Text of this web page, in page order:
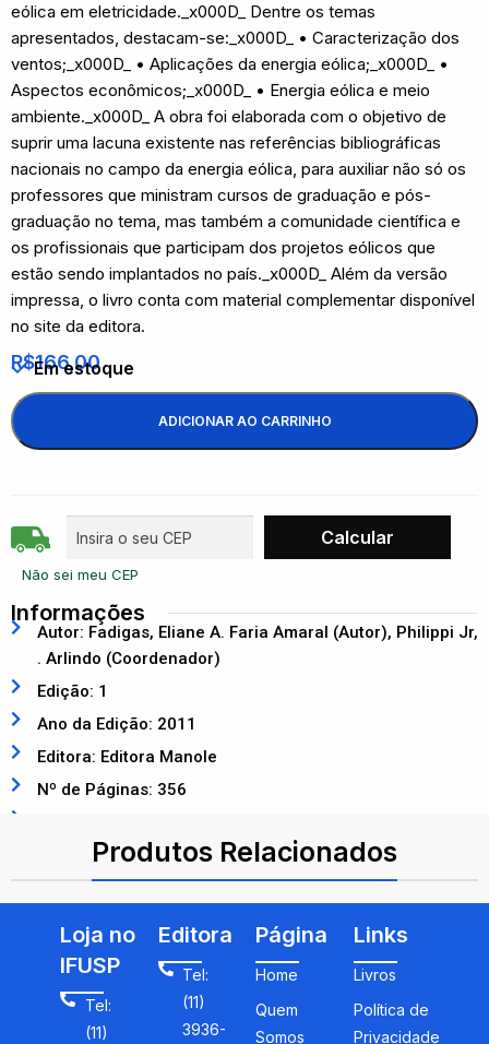
eólica em eletricidade._x000D_ Dentre os temas
apresentados, destacam-se:_x000D_ • Caracterização dos
ventos;_x000D_ • Aplicações da energia eólica;_x000D_ •
Aspectos econômicos;_x000D_ • Energia eólica e meio
ambiente._x000D_ A obra foi elaborada com o objetivo de
suprir uma lacuna existente nas referências bibliográficas
nacionais no campo da energia eólica, para auxiliar não só os
professores que ministram cursos de graduação e pós-
graduação no tema, mas também a comunidade científica e
os profissionais que participam dos projetos eólicos que
estão sendo implantados no país._x000D_ Além da versão
impressa, o livro conta com material complementar disponível
no site da editora.
R$166,00
Em estoque
ADICIONAR AO CARRINHO
Não sei meu CEP
Informações
Autor: Fadigas, Eliane A. Faria Amaral (Autor), Philippi Jr,
. Arlindo (Coordenador)
Edição: 1
Ano da Edição: 2011
Editora: Editora Manole
Nº de Páginas: 356
Produtos Relacionados
Loja no
IFUSP
Tel:
(11)
Editora
Tel:
(11)
3936-
Página
Home
Quem
Somos
Links
Livros
Política de
Privacidade